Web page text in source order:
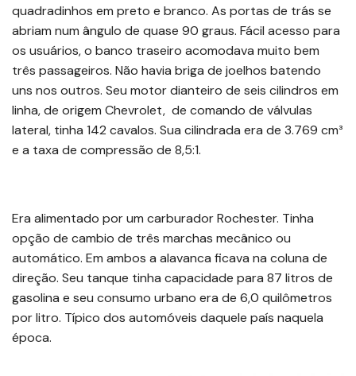
quadradinhos em preto e branco. As portas de trás se
abriam num ângulo de quase 90 graus. Fácil acesso para
os usuários, o banco traseiro acomodava muito bem
três passageiros. Não havia briga de joelhos batendo
uns nos outros. Seu motor dianteiro de seis cilindros em
linha, de origem Chevrolet, de comando de válvulas
lateral, tinha 142 cavalos. Sua cilindrada era de 3.769 cm³
e a taxa de compressão de 8,5:1.
Era alimentado por um carburador Rochester. Tinha
opção de cambio de três marchas mecânico ou
automático. Em ambos a alavanca ficava na coluna de
direção. Seu tanque tinha capacidade para 87 litros de
gasolina e seu consumo urbano era de 6,0 quilômetros
por litro. Típico dos automóveis daquele país naquela
época.